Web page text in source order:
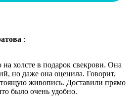
:
на холсте в подарок свекрови. Она
но даже она оценила. Говорит,
живопись. Доставили прямо
было очень удобно.